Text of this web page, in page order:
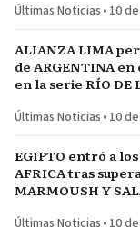
Últimas Noticias • 10
ALIANZA LIMA
de ARGENTINA en
en la serie RÍO DE
Últimas Noticias • 10
EGIPTO entró a los
AFRICA tras
MARMOUSH Y
Últimas Noticias • 10